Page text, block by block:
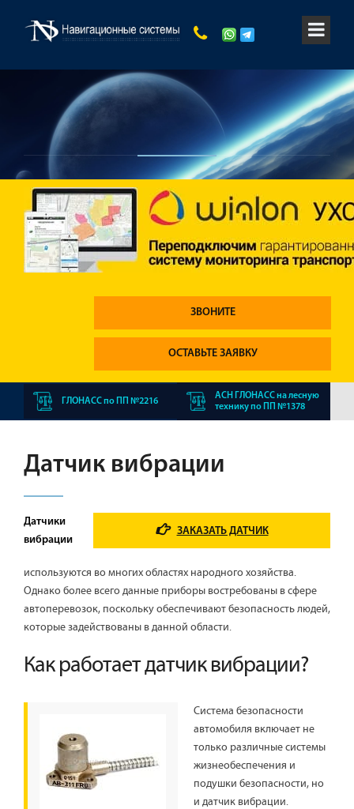
ЗВОНИТЕ
ОСТАВЬТЕ ЗАЯВКУ
ГЛОНАСС по ПП №2216
АСН ГЛОНАСС на лесную
технику по ПП №1378
Датчик вибрации
ЗАКАЗАТЬ ДАТЧИК
Датчики
вибрации
используются во многих областях народного хозяйства.
Однако более всего данные приборы востребованы в сфере
автоперевозок, поскольку обеспечивают безопасность людей,
которые задействованы в данной области.
Как работает датчик вибрации?
Система безопасности
автомобиля включает не
только различные системы
жизнеобеспечения и
подушки безопасности, но
и датчик вибрации.